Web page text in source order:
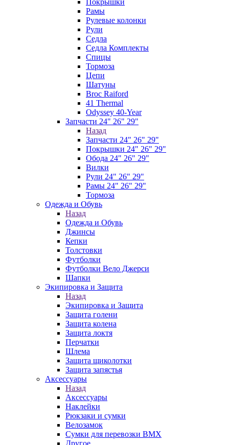
Покрышки
Рамы
Рулевые колонки
Рули
Седла
Седла Комплекты
Спицы
Тормоза
Цепи
Шатуны
Broc Raiford
41 Thermal
Odyssey 40-Year
Запчасти 24" 26" 29"
Назад
Запчасти 24" 26" 29"
Покрышки 24" 26" 29"
Обода 24" 26" 29"
Вилки
Рули 24" 26" 29"
Рамы 24" 26" 29"
Тормоза
Одежда и Обувь
Назад
Одежда и Обувь
Джинсы
Кепки
Толстовки
Футболки
Футболки Вело Джерси
Шапки
Экипировка и Защита
Назад
Экипировка и Защита
Защита голени
Защита колена
Защита локтя
Перчатки
Шлема
Защита щиколотки
Защита запястья
Аксессуары
Назад
Аксессуары
Наклейки
Рюкзаки и сумки
Велозамок
Сумки для перевозки BMX
Другое